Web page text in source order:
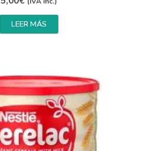
LEER MÁS